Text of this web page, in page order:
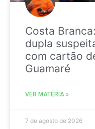
Costa
dupla
com cartão
Guamaré
VER MATÉRIA »
7 de agosto de 2026